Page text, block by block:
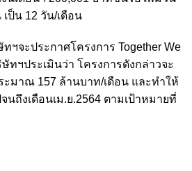
เป็น 12 วัน/เดือน
ฯจะประกาศโครงการ Together We
ทฯประเมินว่า โครงการดังกล่าวจะ
ะมาณ 157 ล้านบาท/เดือน และทำให้
ถึงเดือนเม.ย.2564 ตามเป้าหมายที่